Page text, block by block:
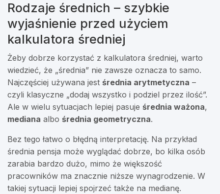
Rodzaje średnich – szybkie
wyjaśnienie przed użyciem
kalkulatora średniej
Żeby dobrze korzystać z kalkulatora średniej, warto
wiedzieć, że „średnia” nie zawsze oznacza to samo.
Najczęściej używana jest średnia arytmetyczna –
czyli klasyczne „dodaj wszystko i podziel przez ilość”.
Ale w wielu sytuacjach lepiej pasuje średnia ważona,
mediana albo średnia geometryczna.
Bez tego łatwo o błędną interpretację. Na przykład
średnia pensja może wyglądać dobrze, bo kilka osób
zarabia bardzo dużo, mimo że większość
pracowników ma znacznie niższe wynagrodzenie. W
takiej sytuacji lepiej spojrzeć także na medianę.